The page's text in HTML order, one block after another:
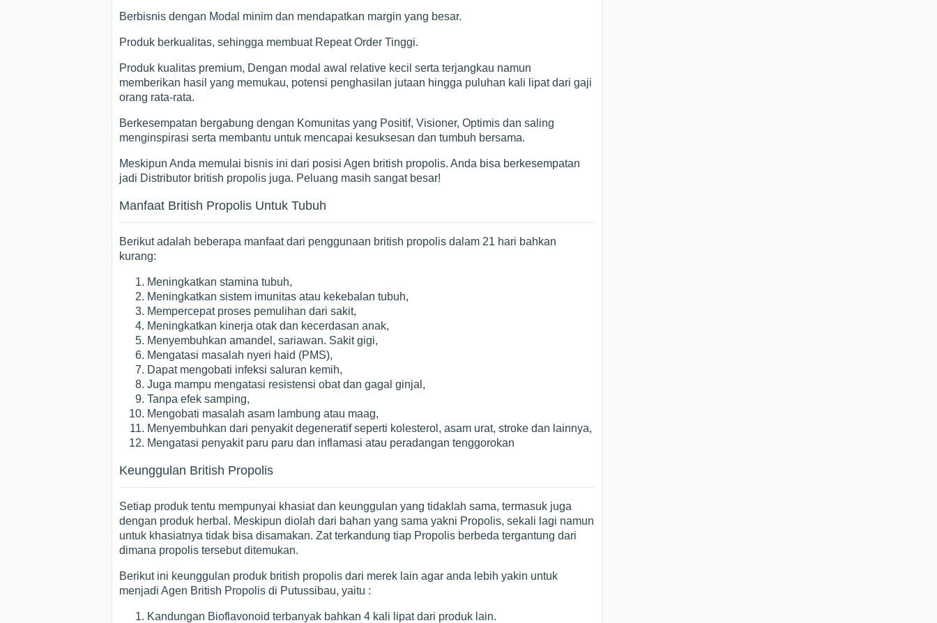
Berbisnis dengan Modal minim dan mendapatkan margin yang besar.
Produk berkualitas, sehingga membuat Repeat Order Tinggi.
Produk kualitas premium, Dengan modal awal relative kecil serta terjangkau namun
memberikan hasil yang memukau, potensi penghasilan jutaan hingga puluhan kali lipat dari gaji
orang rata-rata.
Berkesempatan bergabung dengan Komunitas yang Positif, Visioner, Optimis dan saling
menginspirasi serta membantu untuk mencapai kesuksesan dan tumbuh bersama.
Meskipun Anda memulai bisnis ini dari posisi Agen british propolis. Anda bisa berkesempatan
jadi Distributor british propolis juga. Peluang masih sangat besar!
Manfaat British Propolis Untuk Tubuh
Berikut adalah beberapa manfaat dari penggunaan british propolis dalam 21 hari bahkan
kurang:
Meningkatkan stamina tubuh,
Meningkatkan sistem imunitas atau kekebalan tubuh,
Mempercepat proses pemulihan dari sakit,
Meningkatkan kinerja otak dan kecerdasan anak,
Menyembuhkan amandel, sariawan. Sakit gigi,
Mengatasi masalah nyeri haid (PMS),
Dapat mengobati infeksi saluran kemih,
Juga mampu mengatasi resistensi obat dan gagal ginjal,
Tanpa efek samping,
Mengobati masalah asam lambung atau maag,
Menyembuhkan dari penyakit degeneratif seperti kolesterol, asam urat, stroke dan lainnya,
Mengatasi penyakit paru paru dan inflamasi atau peradangan tenggorokan
Keunggulan British Propolis
Setiap produk tentu mempunyai khasiat dan keunggulan yang tidaklah sama, termasuk juga
dengan produk herbal. Meskipun diolah dari bahan yang sama yakni Propolis, sekali lagi namun
untuk khasiatnya tidak bisa disamakan. Zat terkandung tiap Propolis berbeda tergantung dari
dimana propolis tersebut ditemukan.
Berikut ini keunggulan produk british propolis dari merek lain agar anda lebih yakin untuk
menjadi Agen British Propolis di Putussibau, yaitu :
Kandungan Bioflavonoid terbanyak bahkan 4 kali lipat dari produk lain.